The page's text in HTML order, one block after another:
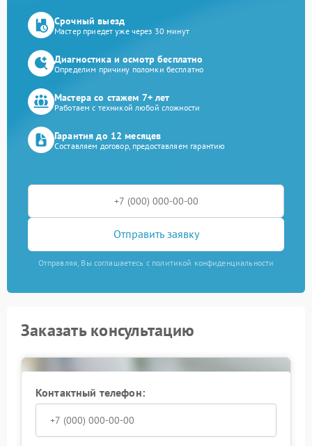
Срочный выезд
Мастер приедет уже через 30 минут
Диагностика и осмотр бесплатно
Определим причину поломки бесплатно
Мастера со стажем 7+ лет
Работаем с техникой любой сложности
Гарантия до 12 месяцев
Составляем договор, предоставляем гарантию
Отправить заявку
Отправляя, Вы соглашаетесь с политикой конфиденциальности
Заказать консультацию
Контактный телефон: